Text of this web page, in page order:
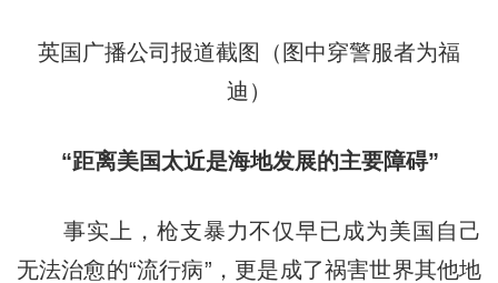
英国广播公司报道截图（图中穿警服者为福
迪）
“距离美国太近是海地发展的主要障碍”
事实上，枪支暴力不仅早已成为美国自己
无法治愈的“流行病”，更是成了祸害世界其他地